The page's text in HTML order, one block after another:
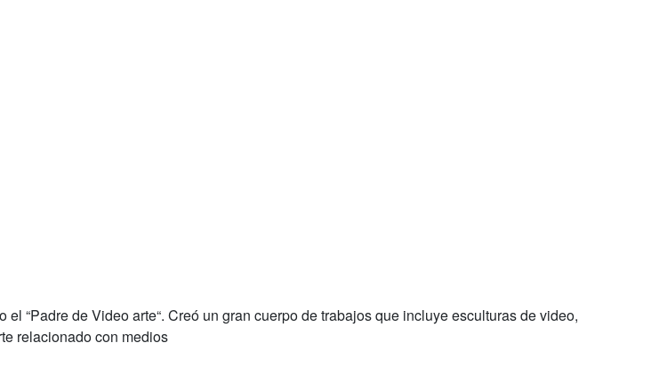
“Padre de Video arte“. Creó un gran cuerpo de trabajos que incluye esculturas de video,
relacionado con medios